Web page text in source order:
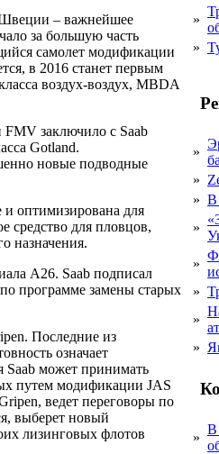
Швеции – важнейшее
за большую часть
самолет модификации
в 2016 станет первым
воздух-воздух, MBDA
заключило с Saab
Gotland.
новые подводные
оптимизирована для
средство для пловцов,
назначения.
А26. Saab подписал
программе замены старых
Последние из
означает
Saab может принимать
путем модификации JAS
ведет переговоры по
выберет новый
лизинговых флотов
»
»
»
»
» В
»
»
»
»
»
»
В